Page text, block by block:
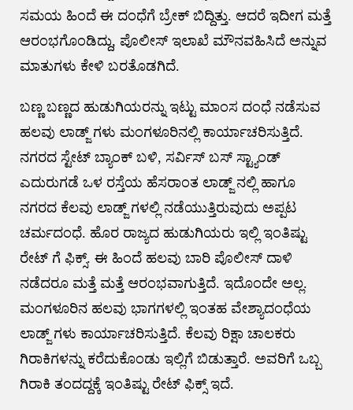
ಸಮಯ ಹಿಂದೆ ಈ ದಂಧೆಗೆ ಬ್ರೇಕ್ ಬಿದ್ದಿತ್ತು. ಆದರೆ ಇದೀಗ ಮತ್ತೆ
ಆರಂಭಗೊಂಡಿದ್ದು, ಪೊಲೀಸ್ ಇಲಾಖೆ ಮೌನವಹಿಸಿದೆ ಅನ್ನುವ
ಮಾತುಗಳು ಕೇಳಿ ಬರತೊಡಗಿದೆ.
ಬಣ್ಣ ಬಣ್ಣದ ಹುಡುಗಿಯರನ್ನು ಇಟ್ಟು ಮಾಂಸ ದಂಧೆ ನಡೆಸುವ
ಹಲವು ಲಾಡ್ಜ್ ಗಳು ಮಂಗಳೂರಿನಲ್ಲಿ ಕಾರ್ಯಾಚರಿಸುತ್ತಿದೆ.
ನಗರದ ಸ್ಟೇಟ್ ಬ್ಯಾಂಕ್ ಬಳಿ, ಸರ್ವಿಸ್ ಬಸ್ ಸ್ಟ್ಯಾಂಡ್
ಎದುರುಗಡೆ ಒಳ ರಸ್ತೆಯ ಹೆಸರಾಂತ ಲಾಡ್ಜ್ ನಲ್ಲಿ ಹಾಗೂ
ನಗರದ ಕೆಲವು ಲಾಡ್ಜ್ ಗಳಲ್ಲಿ ನಡೆಯುತ್ತಿರುವುದು ಅಪ್ಪಟ
ಚರ್ಮದಂಧೆ. ಹೊರ ರಾಜ್ಯದ ಹುಡುಗಿಯರು ಇಲ್ಲಿ ಇಂತಿಷ್ಟು
ರೇಟ್ ಗೆ ಫಿಕ್ಸ್. ಈ ಹಿಂದೆ ಹಲವು ಬಾರಿ ಪೊಲೀಸ್ ದಾಳಿ
ನಡೆದರೂ ಮತ್ತೆ ಮತ್ತೆ ಆರಂಭವಾಗುತ್ತಿದೆ. ಇದೊಂದೇ ಅಲ್ಲ.
ಮಂಗಳೂರಿನ ಹಲವು ಭಾಗಗಳಲ್ಲಿ ಇಂತಹ ವೇಶ್ಯಾದಂಧೆಯ
ಲಾಡ್ಜ್ ಗಳು ಕಾರ್ಯಾಚರಿಸುತ್ತಿದೆ. ಕೆಲವು ರಿಕ್ಷಾ ಚಾಲಕರು
ಗಿರಾಕಿಗಳನ್ನು ಕರೆದುಕೊಂಡು ಇಲ್ಲಿಗೆ ಬಿಡುತ್ತಾರೆ. ಅವರಿಗೆ ಒಬ್ಬ
ಗಿರಾಕಿ ತಂದದ್ದಕ್ಕೆ ಇಂತಿಷ್ಟು ರೇಟ್ ಫಿಕ್ಸ್ ಇದೆ.